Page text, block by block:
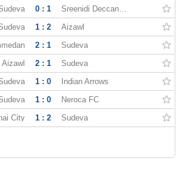
0 : 1 Sreenidi Deccan FC
1 : 2 Aizawl
2 : 1 Sudeva
Aizawl 2 : 1 Sudeva
1 : 0 Indian Arrows
1 : 0 Neroca FC
City 1 : 2 Sudeva